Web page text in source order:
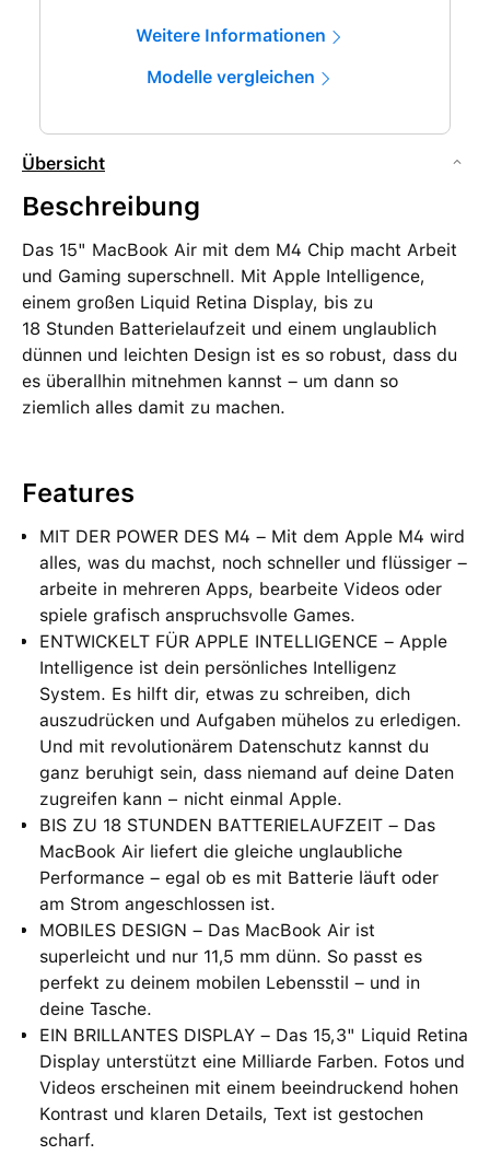
Weitere Informationen
Modelle vergleichen
Übersicht
Beschreibung
Das 15" MacBook Air mit dem M4 Chip macht Arbeit
und Gaming superschnell. Mit Apple Intelligence,
einem großen Liquid Retina Display, bis zu
18 Stunden Batterielaufzeit und einem unglaublich
dünnen und leichten Design ist es so robust, dass du
es überallhin mitnehmen kannst – um dann so
ziemlich alles damit zu machen.
Features
MIT DER POWER DES M4 – Mit dem Apple M4 wird
alles, was du machst, noch schneller und flüssiger –
arbeite in mehreren Apps, bearbeite Videos oder
spiele grafisch anspruchsvolle Games.
ENTWICKELT FÜR APPLE INTELLIGENCE – Apple
Intelligence ist dein persönliches Intelligenz
System. Es hilft dir, etwas zu schreiben, dich
auszudrücken und Aufgaben mühelos zu erledigen.
Und mit revolutionärem Datenschutz kannst du
ganz beruhigt sein, dass niemand auf deine Daten
zugreifen kann − nicht einmal Apple.
BIS ZU 18 STUNDEN BATTERIELAUFZEIT – Das
MacBook Air liefert die gleiche unglaubliche
Performance – egal ob es mit Batterie läuft oder
am Strom angeschlossen ist.
MOBILES DESIGN – Das MacBook Air ist
superleicht und nur 11,5 mm dünn. So passt es
perfekt zu deinem mobilen Lebensstil – und in
deine Tasche.
EIN BRILLANTES DISPLAY – Das 15,3" Liquid Retina
Display unterstützt eine Milliarde Farben. Fotos und
Videos erscheinen mit einem beein­druckend hohen
Kontrast und klaren Details, Text ist gestochen
scharf.